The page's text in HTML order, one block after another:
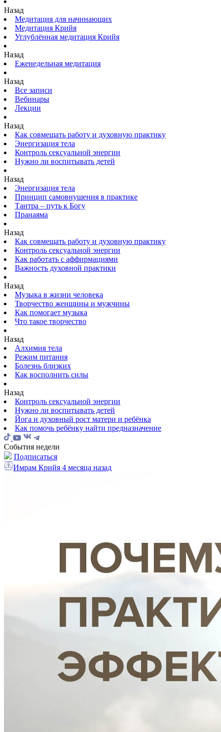
Назад
Медитация для начинающих
Медитация Крийя
Углублённая медитация Крийя
Назад
Еженедельная медитация
Назад
Все записи
Вебинары
Лекции
Назад
Как совмещать работу и духовную практику
Энергизация тела
Контроль сексуальной энергии
Нужно ли воспитывать детей
Назад
Энергизация тела
Принцип самовнушения в практике
Тантра – путь к Богу
Пранаяма
Назад
Как совмещать работу и духовную практику
Контроль сексуальной энергии
Как работать с аффирмациями
Важность духовной практики
Назад
Музыка в жизни человека
Творчество женщины и мужчины
Как помогает музыка
Что такое творчество
Назад
Алхимия тела
Режим питания
Болезнь близких
Как восполнить силы
Назад
Контроль сексуальной энергии
Нужно ли воспитывать детей
Йога и духовный рост матери и ребёнка
Как помочь ребёнку найти предназначение
События недели
Подписаться
Имрам Крийя 4 месяца назад